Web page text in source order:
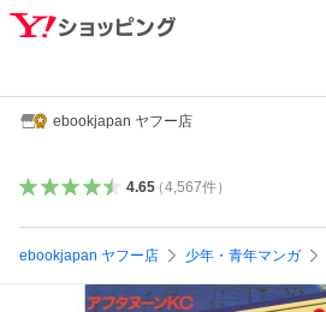
ebookjapan ヤフー店
4.65（4,567件）
ebookjapan ヤフー店 少年・青年マンガ